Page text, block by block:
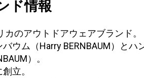
ド情報
のアウトドアウェアブランド。
ウム（Harry BERNBAUM）とハ
）。
立。